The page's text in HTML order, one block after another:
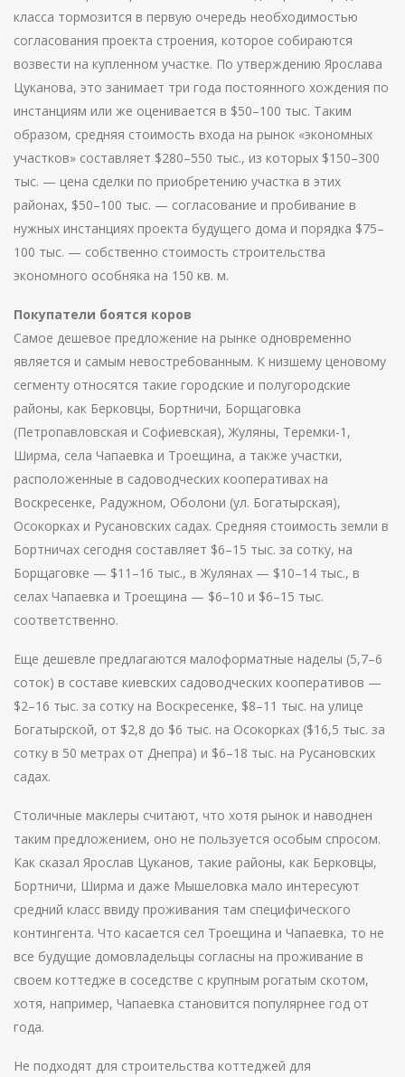
класса тормозится в первую очередь необходимостью
согласования проекта строения, которое собираются
возвести на купленном участке. По утверждению Ярослава
Цуканова, это занимает три года постоянного хождения по
инстанциям или же оценивается в $50–100 тыс. Таким
образом, средняя стоимость входа на рынок «экономных
участков» составляет $280–550 тыс., из которых $150–300
тыс. — цена сделки по приобретению участка в этих
районах, $50–100 тыс. — согласование и пробивание в
нужных инстанциях проекта будущего дома и порядка $75–
100 тыс. — собственно стоимость строительства
экономного особняка на 150 кв. м.
Покупатели боятся коров
Самое дешевое предложение на рынке одновременно
является и самым невостребованным. К низшему ценовому
сегменту относятся такие городские и полугородские
районы, как Берковцы, Бортничи, Борщаговка
(Петропавловская и Софиевская), Жуляны, Теремки-1,
Ширма, села Чапаевка и Троещина, а также участки,
расположенные в садоводческих кооперативах на
Воскресенке, Радужном, Оболони (ул. Богатырская),
Осокорках и Русановских садах. Средняя стоимость земли в
Бортничах сегодня составляет $6–15 тыс. за сотку, на
Борщаговке — $11–16 тыс., в Жулянах — $10–14 тыс., в
селах Чапаевка и Троещина — $6–10 и $6–15 тыс.
соответственно.
Еще дешевле предлагаются малоформатные наделы (5,7–6
соток) в составе киевских садоводческих кооперативов —
$2–16 тыс. за сотку на Воскресенке, $8–11 тыс. на улице
Богатырской, от $2,8 до $6 тыс. на Осокорках ($16,5 тыс. за
сотку в 50 метрах от Днепра) и $6–18 тыс. на Русановских
садах.
Столичные маклеры считают, что хотя рынок и наводнен
таким предложением, оно не пользуется особым спросом.
Как сказал Ярослав Цуканов, такие районы, как Берковцы,
Бортничи, Ширма и даже Мышеловка мало интересуют
средний класс ввиду проживания там специфического
контингента. Что касается сел Троещина и Чапаевка, то не
все будущие домовладельцы согласны на проживание в
своем коттедже в соседстве с крупным рогатым скотом,
хотя, например, Чапаевка становится популярнее год от
года.
Не подходят для строительства коттеджей для